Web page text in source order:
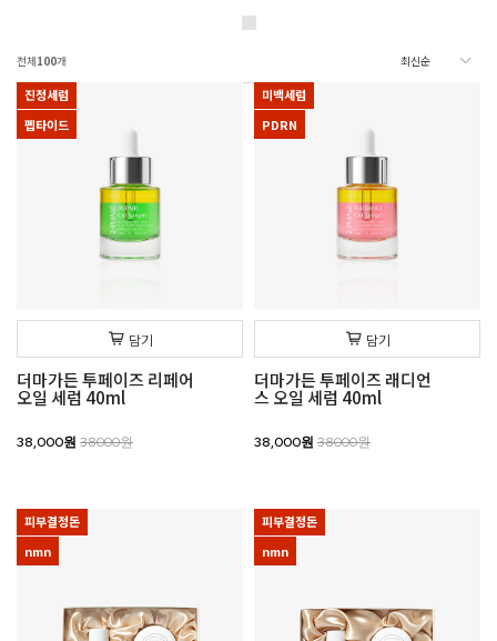
전체100개
진정세럼
펩타이드
담기
더마가든 투페이즈 리페어
오일 세럼 40ml
38,000원 38000원
미백세럼
PDRN
담기
더마가든 투페이즈 래디언
스 오일 세럼 40ml
38,000원 38000원
피부결정돈
nmn
피부결정돈
nmn